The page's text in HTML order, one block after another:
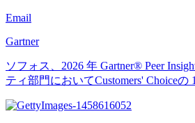
Email
Gartner
ソフォス、2026 年 Gartner® Peer
ティ部門においてCustomers' Choiceの